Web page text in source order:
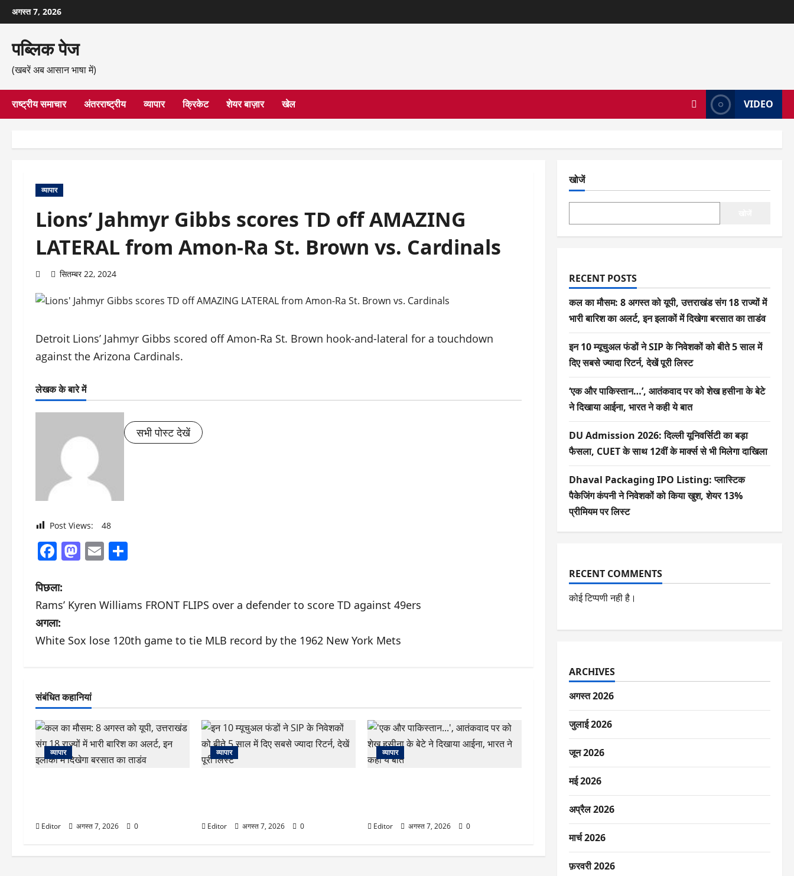
छोड़कर
सामग्री
अगस्त 7, 2026
पब्लिक पेज
(खबरें अब आसान भाषा में)
राष्ट्रीय समाचार अंतरराष्ट्रीय व्यापार क्रिकेट शेयर बाज़ार खेल VIDEO
व्यापार
Lions’ Jahmyr Gibbs scores TD off AMAZING
LATERAL from Amon-Ra St. Brown vs. Cardinals
सितम्बर 22, 2024
Detroit Lions’ Jahmyr Gibbs scored off Amon-Ra St. Brown hook-and-lateral for a touchdown
against the Arizona Cardinals.
लेखक के बारे में
सभी पोस्ट देखें
Post Views: 48
Facebook
Mastodon
Email
पो
स्ट
ने
गे
श
न
पिछला:
Rams’ Kyren Williams FRONT FLIPS over a defender to score TD against 49ers
अगला:
White Sox lose 120th game to tie MLB record by the 1962 New York Mets
संबंधित कहानियां
व्यापार
Editor अगस्त 7, 2026 0
व्यापार
Editor अगस्त 7, 2026 0
व्यापार
Editor अगस्त 7, 2026 0
खोजें
RECENT POSTS
कल का मौसम: 8 अगस्त को यूपी, उत्तराखंड संग 18 राज्यों में
भारी बारिश का अलर्ट, इन इलाकों में दिखेगा बरसात का ताडंव
इन 10 म्यूचुअल फंडों ने SIP के निवेशकों को बीते 5 साल में
दिए सबसे ज्यादा रिटर्न, देखें पूरी लिस्ट
‘एक और पाकिस्तान…’, आतंकवाद पर को शेख हसीना के बेटे
ने दिखाया आईना, भारत ने कही ये बात
DU Admission 2026: दिल्ली यूनिवर्सिटी का बड़ा
फैसला, CUET के साथ 12वीं के मार्क्स से भी मिलेगा दाखिला
Dhaval Packaging IPO Listing: प्लास्टिक
पैकेजिंग कंपनी ने निवेशकों को किया खुश, शेयर 13%
प्रीमियम पर लिस्ट
RECENT COMMENTS
कोई टिप्पणी नही है।
ARCHIVES
अगस्त 2026
जुलाई 2026
जून 2026
मई 2026
अप्रैल 2026
मार्च 2026
फ़रवरी 2026